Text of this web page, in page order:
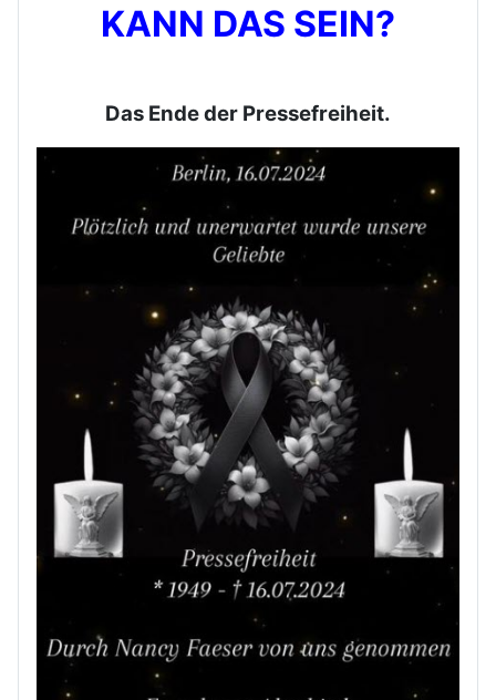
KANN DAS SEIN?
Das Ende der Pressefreiheit.